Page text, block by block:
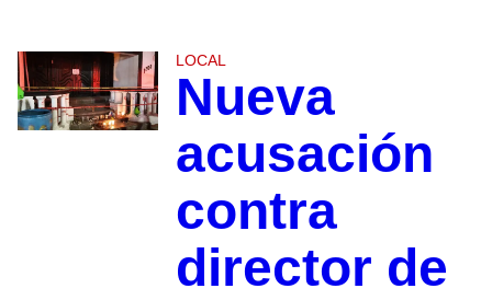
LOCAL
Nueva
acusación
contra
director de